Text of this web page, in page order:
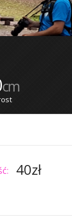
cm
40zł